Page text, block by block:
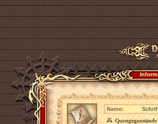
Name:
Questgegenstände